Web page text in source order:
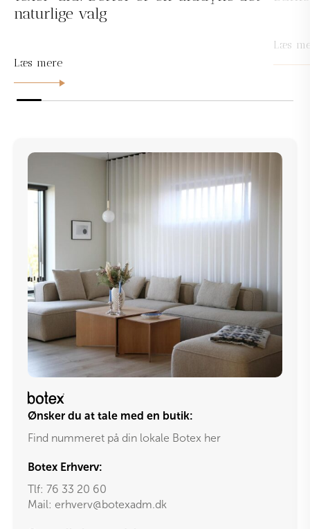
naturlige valg
Læs mere
Læs
Ønsker du at tale med en butik:
Find nummeret på din lokale Botex her
Botex Erhverv:
Tlf: 76 33 20 60
Mail: erhverv@botexadm.dk